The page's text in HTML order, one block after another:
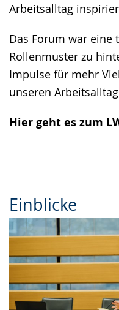
Arbeitsalltag
Das Forum war eine
Rollenmuster zu
Impulse für mehr
unseren
Hier geht es zum
Einblicke